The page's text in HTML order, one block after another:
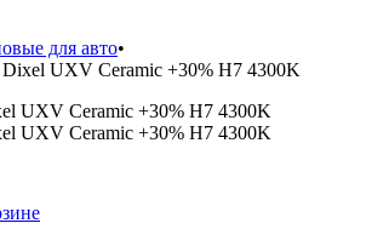
для авто•
UXV Ceramic +30% H7 4300K